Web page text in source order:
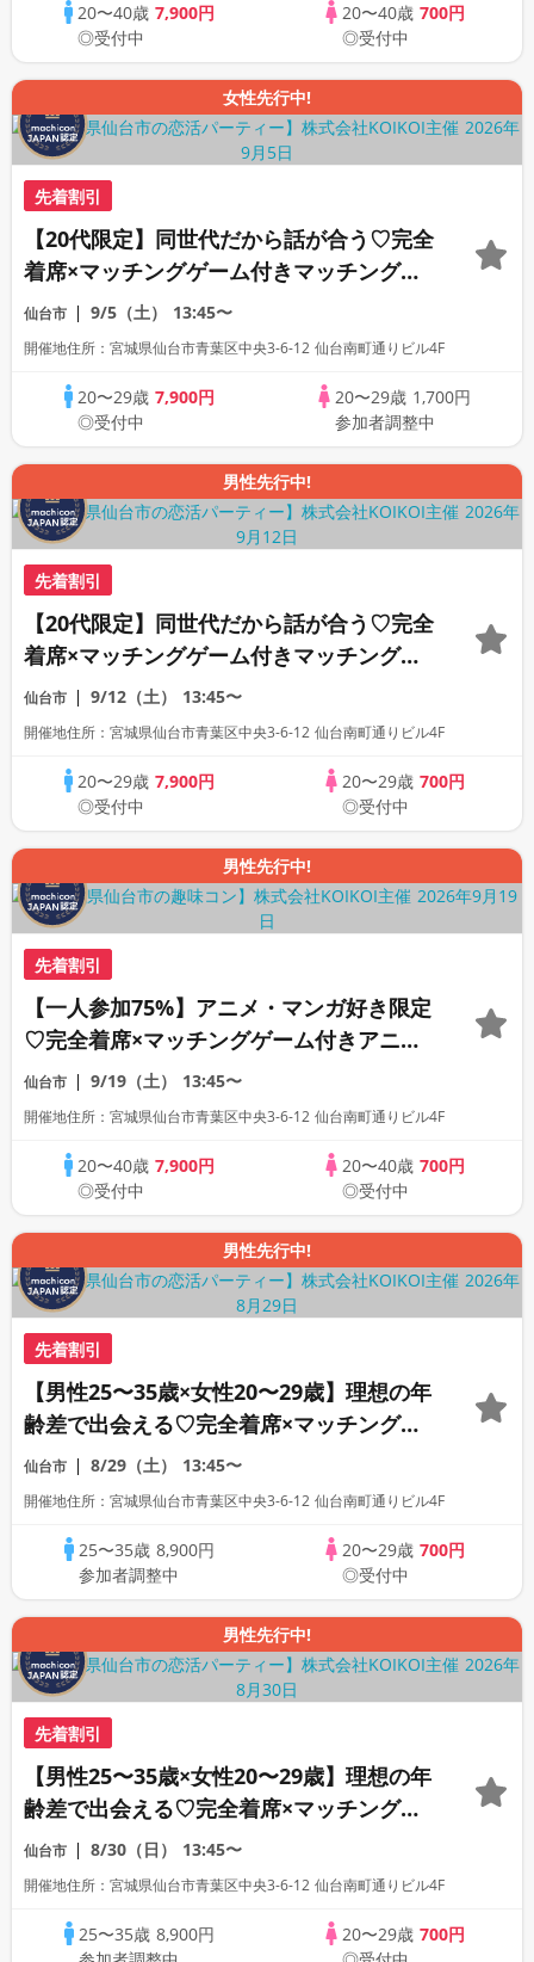
20〜40歳7,900円
◎受付中
20〜40歳 700円
◎受付中
女性先行中!
先着割引
【20代限定】同世代だから話が合う♡完全
着席×マッチングゲーム付きマッチングコ
ン
仙台市 9/5（土） 13:45〜
開催地住所：宮城県仙台市青葉区中央3-6-12 仙台南町通りビル4F
20〜29歳7,900円
◎受付中
20〜29歳 1,700円
参加者調整中
男性先行中!
先着割引
【20代限定】同世代だから話が合う♡完全
着席×マッチングゲーム付きマッチングコ
ン
仙台市 9/12（土） 13:45〜
開催地住所：宮城県仙台市青葉区中央3-6-12 仙台南町通りビル4F
20〜29歳7,900円
◎受付中
20〜29歳 700円
◎受付中
男性先行中!
先着割引
【一人参加75%】アニメ・マンガ好き限定
♡完全着席×マッチングゲーム付きアニメ
コン
仙台市 9/19（土） 13:45〜
開催地住所：宮城県仙台市青葉区中央3-6-12 仙台南町通りビル4F
20〜40歳7,900円
◎受付中
20〜40歳 700円
◎受付中
男性先行中!
先着割引
【男性25〜35歳×女性20〜29歳】理想の年
齢差で出会える♡完全着席×マッチングゲ
ーム付きマッチングコン
仙台市 8/29（土） 13:45〜
開催地住所：宮城県仙台市青葉区中央3-6-12 仙台南町通りビル4F
25〜35歳 8,900円
参加者調整中
20〜29歳 700円
◎受付中
男性先行中!
先着割引
【男性25〜35歳×女性20〜29歳】理想の年
齢差で出会える♡完全着席×マッチングゲ
ーム付きマッチングコン
仙台市 8/30（日） 13:45〜
開催地住所：宮城県仙台市青葉区中央3-6-12 仙台南町通りビル4F
25〜35歳 8,900円
20〜29歳 700円